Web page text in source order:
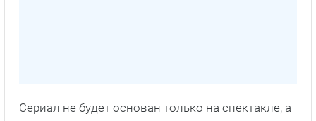
Сериал не будет основан только на спектакле, а